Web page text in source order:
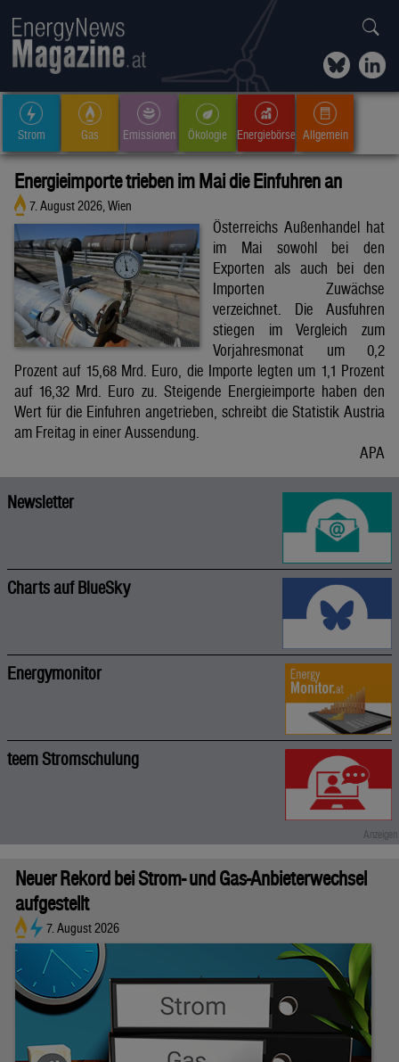
Strom Gas Emissionen Ökologie Energiebörse Allgemein
Energieimporte trieben im Mai die Einfuhren an
7. August 2026, Wien
Österreichs Außenhandel hat
im Mai sowohl bei den
Exporten als auch bei den
Importen Zuwächse
verzeichnet. Die Ausfuhren
stiegen im Vergleich zum
Vorjahresmonat um 0,2
Prozent auf 15,68 Mrd. Euro, die Importe legten um 1,1 Prozent
auf 16,32 Mrd. Euro zu. Steigende Energieimporte haben den
Wert für die Einfuhren angetrieben, schreibt die Statistik Austria
am Freitag in einer Aussendung.
APA
Newsletter
Charts auf BlueSky
Energymonitor
teem Stromschulung
Neuer Rekord bei Strom- und Gas-Anbieterwechsel
aufgestellt
7. August 2026